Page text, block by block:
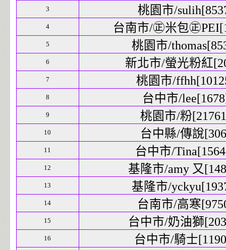
3 桃園市/
4 台南市/㊣米包㊣
5 桃園市/
6 新北市/螢光粉紅
7 桃園市/
8 台中市/
9 桃園市/粉
10 台中縣/傳說
11 台中市/
12 基隆市/amy 又
13 基隆市/
14 台南市/高寒
15 台中市/奶油獅
16 台中市/騎士